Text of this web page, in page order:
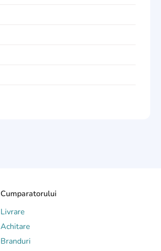
Cumparatorului
Livrare
Achitare
Branduri